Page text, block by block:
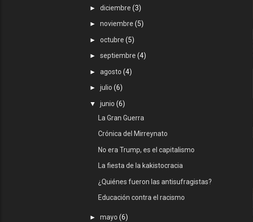
►diciembre(3)
►noviembre(5)
►octubre(5)
►septiembre(4)
►agosto(4)
►julio(6)
▼junio(6)
La Gran Guerra
Crónica del Mirreynato
No era Trump, es el capitalismo
La fiesta de la kakistocracia
¿Quiénes fueron las antisufragistas?
Educación contra el racismo
►mayo(6)